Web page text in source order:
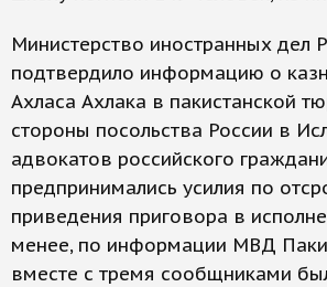
Министерство иностранных дел
подтвердило информацию о
Ахласа Ахлака в пакистанской
стороны посольства России в
адвокатов российского
предпринимались усилия по
приведения приговора в
менее, по информации МВД
вместе с тремя сообщниками